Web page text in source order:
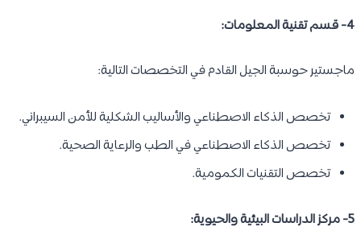
4- قسم تقنية المعلومات:
ماجستير حوسبة الجيل القادم في التخصصات التالية:
تخصص الذكاء الاصطناعي والأساليب الشكلية للأمن السيبراني.
تخصص الذكاء الاصطناعي في الطب والرعاية الصحية.
تخصص التقنيات الكمومية.
5- مركز الدراسات البيئية والحيوية: